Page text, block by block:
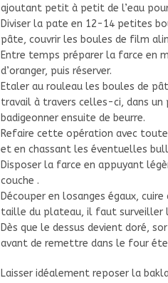
ajoutant petit à petit de l’eau
Diviser la pate en 12-14 petites
pâte, couvrir les boules de film
Entre temps préparer la farce en
d’oranger, puis réserver.
Etaler au rouleau les boules de
travail à travers celles-ci, dans
badigeonner ensuite de beurre.
Refaire cette opération avec
et en chassant les éventuelles
Disposer la farce en appuyant
couche .
Découper en losanges égaux,
taille du plateau, il faut surveiller
Dès que le dessus devient doré,
avant de remettre dans le four
Laisser idéalement reposer la